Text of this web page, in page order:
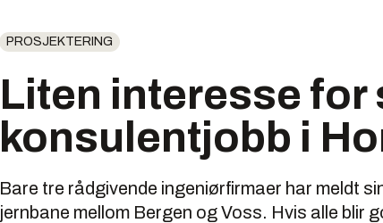
PROSJEKTERING
Liten interesse for
konsulentjobb i
Bare tre rådgivende ingeniørfirmaer har meldt
jernbane mellom Bergen og Voss. Hvis alle blir